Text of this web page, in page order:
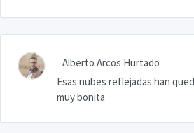
Alberto Arcos Hurtado
Esas nubes reflejadas han
muy bonita